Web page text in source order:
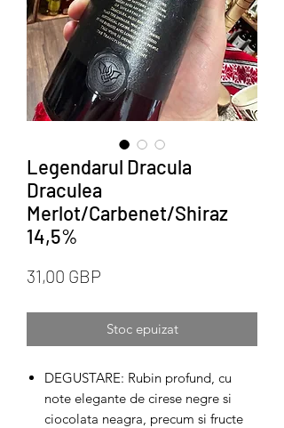
Legendarul Dracula
Draculea
Merlot/Carbenet/Shiraz
14,5%
31,00 GBP
Stoc epuizat
DEGUSTARE: Rubin profund, cu
note elegante de cirese negre si
ciocolata neagra, precum si fructe